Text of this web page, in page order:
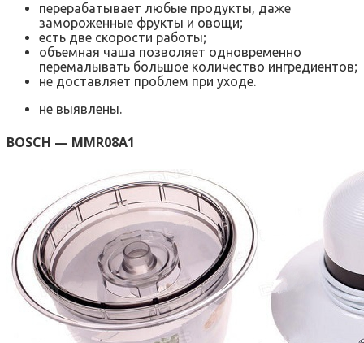
перерабатывает любые продукты, даже
замороженные фрукты и овощи;
есть две скорости работы;
объемная чаша позволяет одновременно
перемалывать большое количество ингредиентов;
не доставляет проблем при уходе.
не выявлены.
BOSCH — MMR08A1